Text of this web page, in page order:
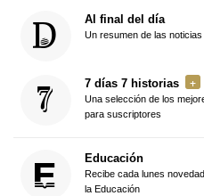
Al final del día
Un resumen de las
7 días 7 historias
Una selección de los
para suscriptores
Educación
Recibe cada lunes
la Educación